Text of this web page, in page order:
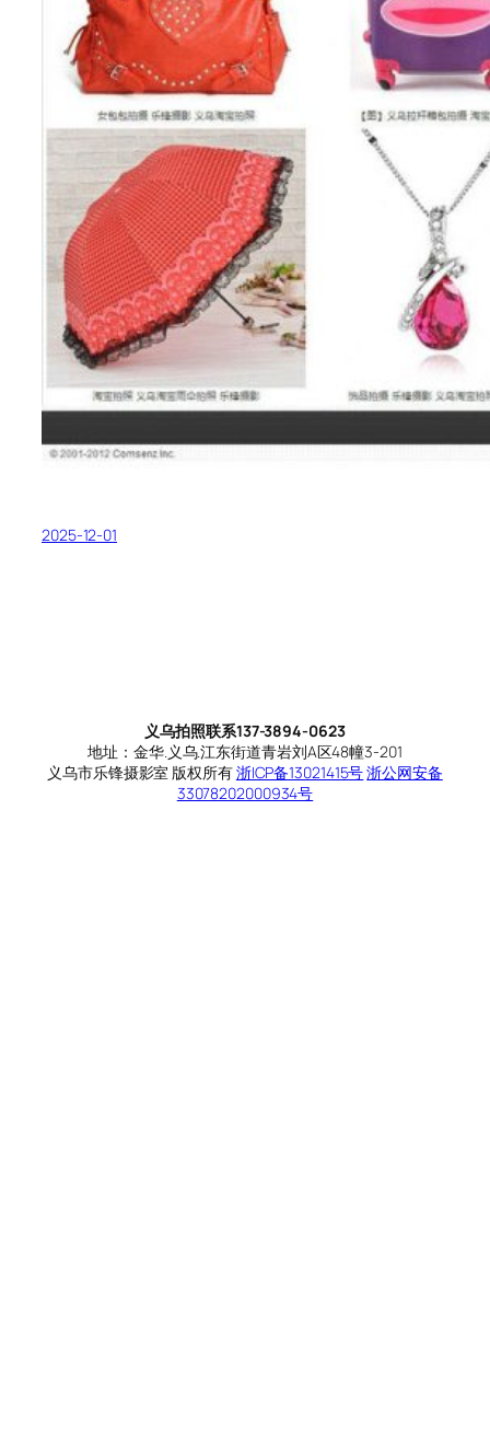
2025-12-01
义乌拍照联系137-3894-0623
地址：金华.义乌.江东街道青岩刘A区48幢3-201
义乌市乐锋摄影室 版权所有浙ICP备13021415号浙公网安备
33078202000934号